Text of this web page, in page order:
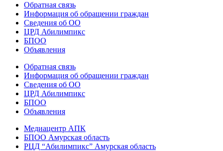
Обратная связь
Информация об обращении граждан
Сведения об ОО
ЦРД Абилимпикс
БПОО
Объявления
Обратная связь
Информация об обращении граждан
Сведения об ОО
ЦРД Абилимпикс
БПОО
Объявления
Медиацентр АПК
БПОО Амурская область
РЦД “Абилимпикс” Амурская область